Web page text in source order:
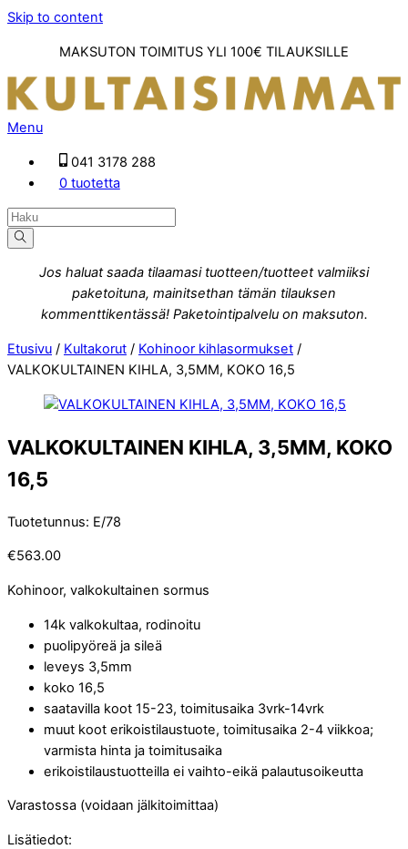
Skip to content
MAKSUTON TOIMITUS YLI 100€ TILAUKSILLE
Menu
041 3178 288
0 tuotetta
Jos haluat saada tilaamasi tuotteen/tuotteet valmiiksi
paketoituna, mainitsethan tämän tilauksen
kommenttikentässä! Paketointipalvelu on maksuton.
Etusivu / Kultakorut / Kohinoor kihlasormukset /
VALKOKULTAINEN KIHLA, 3,5MM, KOKO 16,5
VALKOKULTAINEN KIHLA, 3,5MM, KOKO
16,5
Tuotetunnus: E/78
€563.00
Kohinoor, valkokultainen sormus
14k valkokultaa, rodinoitu
puolipyöreä ja sileä
leveys 3,5mm
koko 16,5
saatavilla koot 15-23, toimitusaika 3vrk-14vrk
muut koot erikoistilaustuote, toimitusaika 2-4 viikkoa;
varmista hinta ja toimitusaika
erikoistilaustuotteilla ei vaihto-eikä palautusoikeutta
Varastossa (voidaan jälkitoimittaa)
Lisätiedot: